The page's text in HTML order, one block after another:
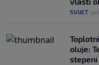
SVIJET
oluje:
stepeni